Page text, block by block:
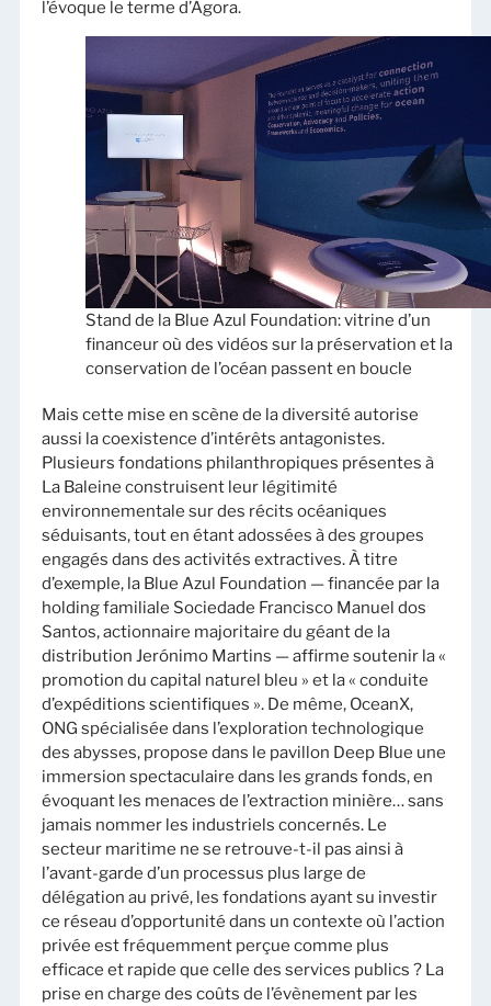
l’évoque le terme d’Agora.
Stand de la Blue Azul Foundation: vitrine d’un
financeur où des vidéos sur la préservation et la
conservation de l’océan passent en boucle
Mais cette mise en scène de la diversité autorise
aussi la coexistence d’intérêts antagonistes.
Plusieurs fondations philanthropiques présentes à
La Baleine construisent leur légitimité
environnementale sur des récits océaniques
séduisants, tout en étant adossées à des groupes
engagés dans des activités extractives. À titre
d’exemple, la Blue Azul Foundation — financée par la
holding familiale Sociedade Francisco Manuel dos
Santos, actionnaire majoritaire du géant de la
distribution Jerónimo Martins — affirme soutenir la «
promotion du capital naturel bleu » et la « conduite
d’expéditions scientifiques ». De même, OceanX,
ONG spécialisée dans l’exploration technologique
des abysses, propose dans le pavillon Deep Blue une
immersion spectaculaire dans les grands fonds, en
évoquant les menaces de l’extraction minière… sans
jamais nommer les industriels concernés. Le
secteur maritime ne se retrouve-t-il pas ainsi à
l’avant-garde d’un processus plus large de
délégation au privé, les fondations ayant su investir
ce réseau d’opportunité dans un contexte où l’action
privée est fréquemment perçue comme plus
efficace et rapide que celle des services publics ? La
prise en charge des coûts de l’évènement par les